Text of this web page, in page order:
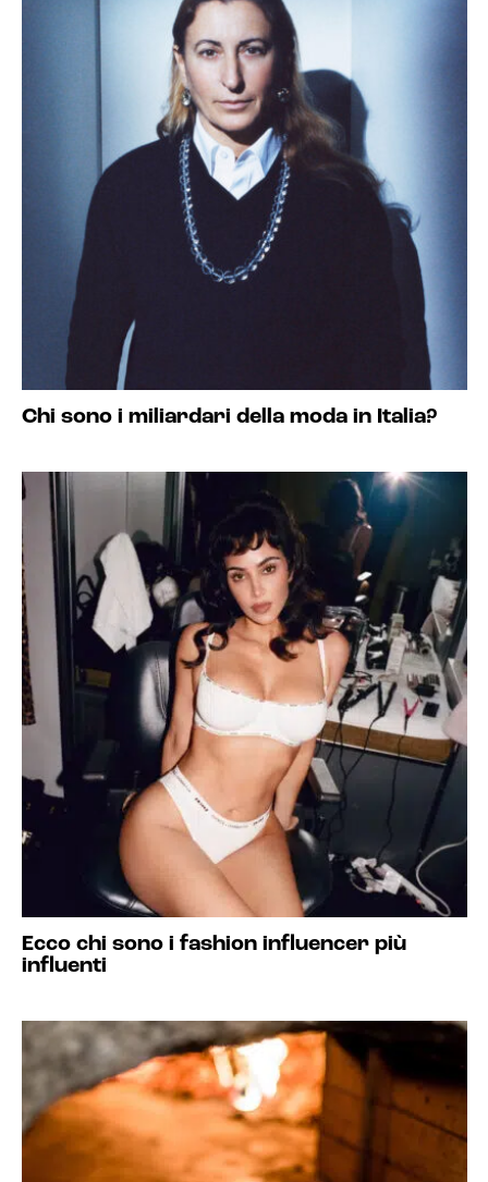
Chi sono i miliardari della moda in Italia?
Ecco chi sono i fashion influencer più
influenti